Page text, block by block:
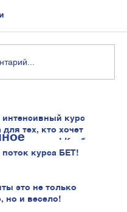
курс
для тех, кто хочет
увереннее! Клуб
курса БЕТ!
это не только
но и весело!